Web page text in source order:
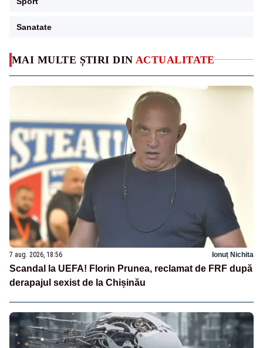
MAI MULTE ȘTIRI DIN ACTUALITATE
7 aug. 2026, 18:56 Ionuț Nichita
Scandal la UEFA! Florin Prunea, reclamat de FRF după
derapajul sexist de la Chișinău
Sanatate